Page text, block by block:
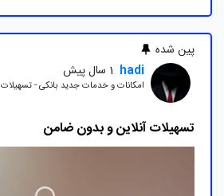
پین شده
hadi 1 سال پیش
امکانات و خدمات جدید بانکی - تسهیلات
تسهیلات آنلاین و بدون ضامن